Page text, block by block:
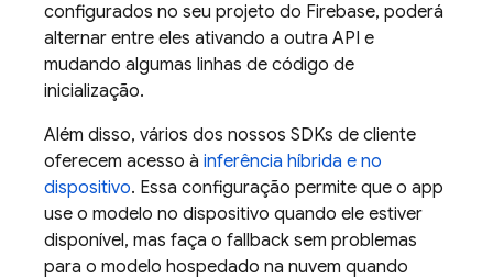
configurados no seu projeto do Firebase, poderá
alternar entre eles ativando a outra API e
mudando algumas linhas de código de
inicialização.
Além disso, vários dos nossos SDKs de cliente
oferecem acesso à inferência híbrida e no
dispositivo. Essa configuração permite que o app
use o modelo no dispositivo quando ele estiver
disponível, mas faça o fallback sem problemas
para o modelo hospedado na nuvem quando